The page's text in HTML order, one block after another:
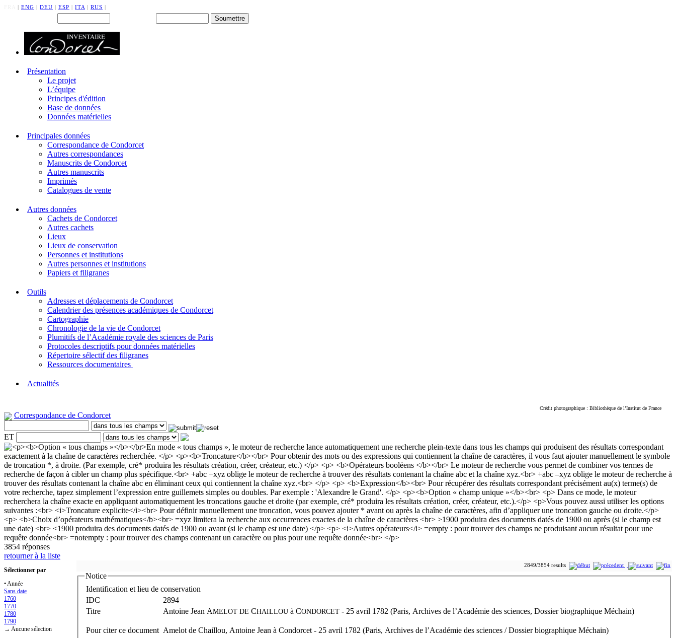
| ENG | DEU | ESP | ITA | RUS |
Présentation
Le projet
L’équipe
Principes d'édition
Base de données
Données matérielles
Principales données
Correspondance de Condorcet
Autres correspondances
Manuscrits de Condorcet
Autres manuscrits
Imprimés
Catalogues de vente
Autres données
Cachets de Condorcet
Autres cachets
Lieux
Lieux de conservation
Personnes et institutions
Autres personnes et institutions
Papiers et filigranes
Outils
Adresses et déplacements de Condorcet
Calendrier des présences académiques de Condorcet
Cartographie
Chronologie de la vie de Condorcet
Plumitifs de l’Académie royale des sciences de Paris
Protocoles descriptifs pour données matérielles
Répertoire sélectif des filigranes
Ressources documentaires
Actualités
Crédit photographique : Bibliothèque de l’Institut de France
Correspondance de Condorcet
ET
3854 réponses
retourner à la liste
Sélectionner par
• Année
Sans date
1760
1770
1780
1790
→ Aucune sélection
2849/3854 results
Notice
Identification et lieu de conservation
IDC
2894
Titre
Antoine Jean AMELOT DE CHAILLOU à CONDORCET - 25 avril 1782 (Paris, Archives de l’Académie des sciences, Dossier biographique Méchain)
Pour citer ce document Amelot de Chaillou, Antoine Jean à Condorcet - 25 avril 1782 (Paris, Archives de l’Académie des sciences / Dossier biographique Méchain)